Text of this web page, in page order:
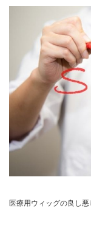
医療用ウィッグの良し悪